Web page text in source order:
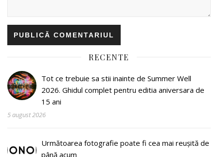
RECENTE
Tot ce trebuie sa stii inainte de Summer Well
2026. Ghidul complet pentru editia aniversara de
15 ani
5 august 2026
Următoarea fotografie poate fi cea mai reușită de
până acum